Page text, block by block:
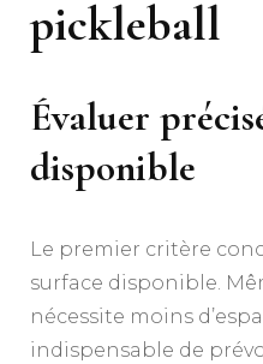
pickleball
Évaluer
disponible
Le premier critère
surface disponible.
nécessite moins
indispensable de